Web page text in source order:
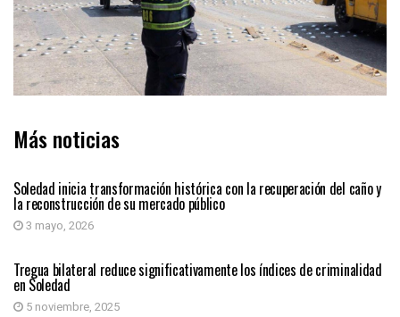
Más noticias
Soledad inicia transformación histórica con la recuperación del caño y
la reconstrucción de su mercado público
3 mayo, 2026
SOLEDAD
Tregua bilateral reduce significativamente los índices de criminalidad
en Soledad
5 noviembre, 2025